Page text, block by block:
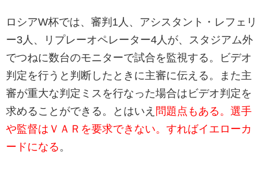
ロシアW杯では、審判1人、アシスタント・レフェリ
ー3人、リプレーオペレーター4人が、スタジアム外
でつねに数台のモニターで試合を監視する。ビデオ
判定を行うと判断したときに主審に伝える。また主
審が重大な判定ミスを行なった場合はビデオ判定を
求めることができる。とはいえ 問題点もある。選手
や監督はＶＡＲを要求できない。すればイエローカ
ードになる 。